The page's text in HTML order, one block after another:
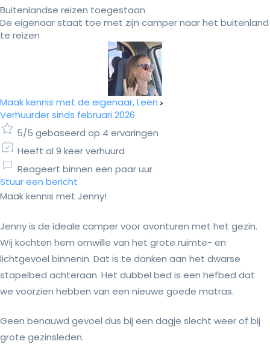
Buitenlandse reizen toegestaan
De eigenaar staat toe met zijn camper naar het buitenland
te reizen
Maak kennis met de eigenaar, Leen
Verhuurder sinds februari 2026
5/5 gebaseerd op 4 ervaringen
Heeft al 9 keer verhuurd
Reageert binnen een paar uur
Stuur een bericht
Maak kennis met Jenny!
Jenny is de ideale camper voor avonturen met het gezin.
Wij kochten hem omwille van het grote ruimte- en
lichtgevoel binnenin. Dat is te danken aan het dwarse
stapelbed achteraan. Het dubbel bed is een hefbed dat
we voorzien hebben van een nieuwe goede matras.
Geen benauwd gevoel dus bij een dagje slecht weer of bij
grote gezinsleden.